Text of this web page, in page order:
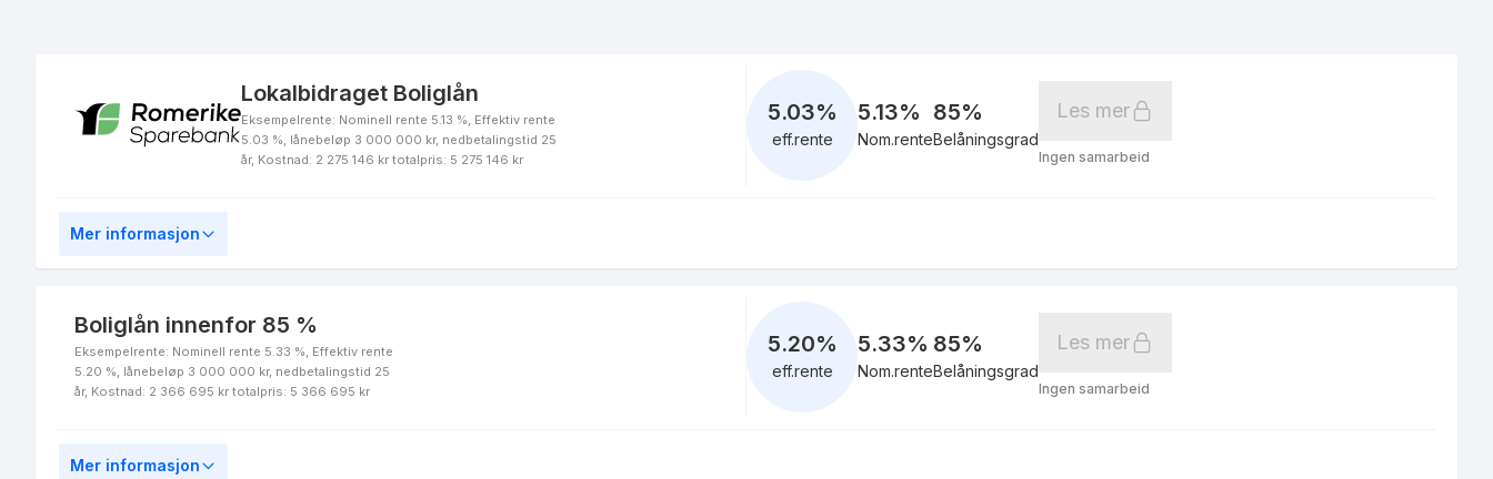
Fjellbanken Energilån
Fjellbanken DNT Flexilån
Lokalbidraget Boliglån
Eksempelrente: Nominell rente 5.13 %, Effektiv rente
5.03 %, lånebeløp 3 000 000 kr, nedbetalingstid 25
år, Kostnad: 2 275 146 kr totalpris: 5 275 146 kr
5.03%
eff.rente
5.13%
Nom.rente
85%
Belåningsgrad
Les mer
Ingen samarbeid
Mer informasjon
Boliglån innenfor 85 %
Eksempelrente: Nominell rente 5.33 %, Effektiv rente
5.20 %, lånebeløp 3 000 000 kr, nedbetalingstid 25
år, Kostnad: 2 366 695 kr totalpris: 5 366 695 kr
5.20%
eff.rente
5.33%
Nom.rente
85%
Belåningsgrad
Les mer
Ingen samarbeid
Mer informasjon